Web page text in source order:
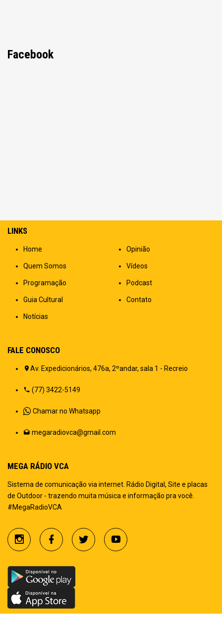
Facebook
LINKS
Home
Quem Somos
Programação
Guia Cultural
Notícias
Opinião
Vídeos
Podcast
Contato
FALE CONOSCO
Av. Expedicionários, 476a, 2ºandar, sala 1 - Recreio
(77) 3422-5149
Chamar no Whatsapp
megaradiovca@gmail.com
MEGA RÁDIO VCA
Sistema de comunicação via internet. Rádio Digital, Site e placas
de Outdoor - trazendo muita música e informação pra você.
#MegaRadioVCA